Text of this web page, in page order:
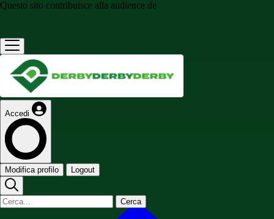
Questo sito contribuisce alla audience de
Accedi
Modifica profilo Logout
Cerca